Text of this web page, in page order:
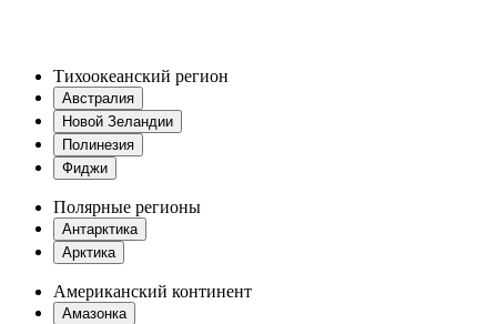
Тихоокеанский регион
Австралия
Новой Зеландии
Полинезия
Фиджи
Полярные регионы
Антарктика
Арктика
Американский континент
Амазонка